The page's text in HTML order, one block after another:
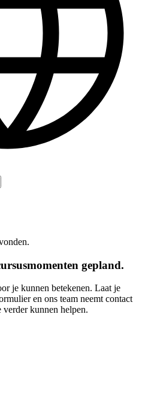
gepland.
je kunnen betekenen. Laat je
en ons team neemt contact
kunnen helpen.